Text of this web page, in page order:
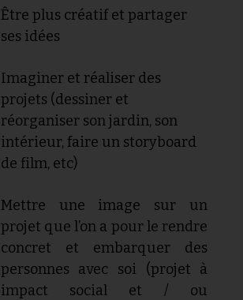
Être plus créatif et partager
ses idées
Imaginer et réaliser des
projets (dessiner et
réorganiser son jardin, son
intérieur, faire un storyboard
de film, etc)
Mettre une image sur un
projet que l’on a pour le rendre
concret et embarquer des
personnes avec soi (projet à
impact social et / ou